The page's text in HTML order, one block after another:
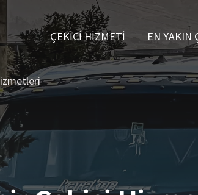
ÇEKICI HIZMETI EN YAKIN